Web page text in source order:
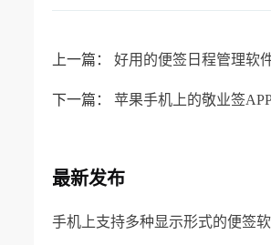
上一篇： 好用的便签日程管理软
下一篇： 苹果手机上的敬业签
最新发布
手机上支持多种显示形式的便签